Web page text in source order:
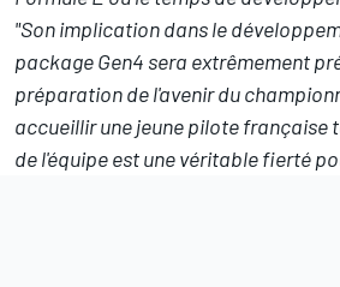
"Son implication dans le
package Gen4 sera extrêmement
préparation de l'avenir du
accueillir une jeune pilote française
de l'équipe est une véritable fierté